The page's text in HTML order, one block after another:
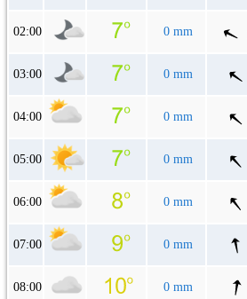
02:00 0 mm
03:00 0 mm
04:00 0 mm
05:00 0 mm
06:00 0 mm
07:00 0 mm
08:00 0 mm